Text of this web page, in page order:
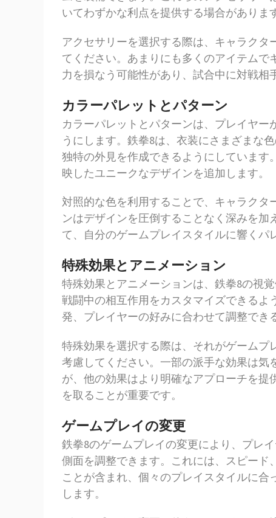
いてわずかな利点を提供する場合がありま
アクセサリーを選択する際は、キャラク
てください。あまりにも多くのアイテム
力を損なう可能性があり、試合中に対戦相
カラーパレットとパターン
カラーパレットとパターンは、プレイヤ
うにします。鉄拳8は、衣装にさまざまな
独特の外見を作成できるようにしています
映したユニークなデザインを追加します。
対照的な色を利用することで、キャラク
ンはデザインを圧倒することなく深みを
て、自分のゲームプレイスタイルに響くパ
特殊効果とアニメーション
特殊効果とアニメーションは、鉄拳8の視
戦闘中の相互作用をカスタマイズできる
発、プレイヤーの好みに合わせて調整でき
特殊効果を選択する際は、それがゲーム
考慮してください。一部の派手な効果は
が、他の効果はより明確なアプローチを
を取ることが重要です。
ゲームプレイの変更
鉄拳8のゲームプレイの変更により、プレ
側面を調整できます。これには、スピー
ことが含まれ、個々のプレイスタイルに
します。